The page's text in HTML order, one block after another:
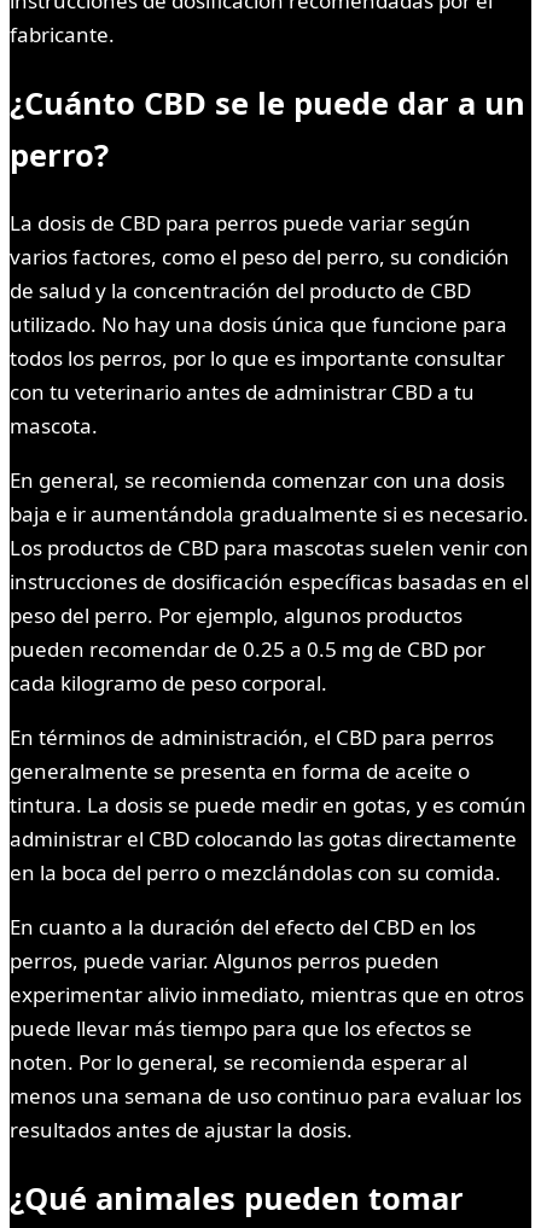
fabricante.
¿Cuánto CBD se le puede dar a un
perro?
La dosis de CBD para perros puede variar según
varios factores, como el peso del perro, su condición
de salud y la concentración del producto de CBD
utilizado. No hay una dosis única que funcione para
todos los perros, por lo que es importante consultar
con tu veterinario antes de administrar CBD a tu
mascota.
En general, se recomienda comenzar con una dosis
baja e ir aumentándola gradualmente si es necesario.
Los productos de CBD para mascotas suelen venir con
instrucciones de dosificación específicas basadas en el
peso del perro. Por ejemplo, algunos productos
pueden recomendar de 0.25 a 0.5 mg de CBD por
cada kilogramo de peso corporal.
En términos de administración, el CBD para perros
generalmente se presenta en forma de aceite o
tintura. La dosis se puede medir en gotas, y es común
administrar el CBD colocando las gotas directamente
en la boca del perro o mezclándolas con su comida.
En cuanto a la duración del efecto del CBD en los
perros, puede variar. Algunos perros pueden
experimentar alivio inmediato, mientras que en otros
puede llevar más tiempo para que los efectos se
noten. Por lo general, se recomienda esperar al
menos una semana de uso continuo para evaluar los
resultados antes de ajustar la dosis.
¿Qué animales pueden tomar